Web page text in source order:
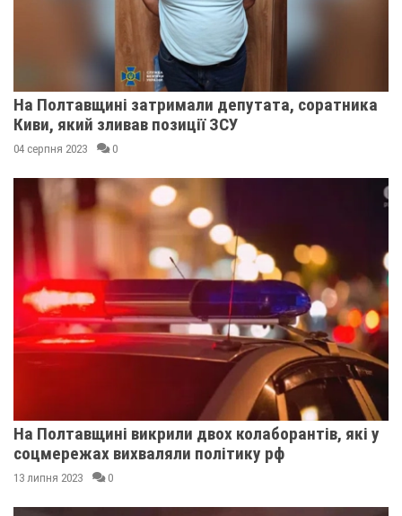
На Полтавщині затримали депутата, соратника
Киви, який зливав позиції ЗСУ
04 серпня 2023 0
На Полтавщині викрили двох колаборантів, які у
соцмережах вихваляли політику рф
13 липня 2023 0